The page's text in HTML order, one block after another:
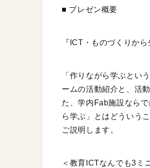
■ プレゼン概要
『ICT・ものづくりか
「作りながら学ぶとい
ームの活動紹介と、活
た、学内Fab施設なら
ら学ぶ」とはどういう
ご説明します。
＜教育ICTなんでも3ミ